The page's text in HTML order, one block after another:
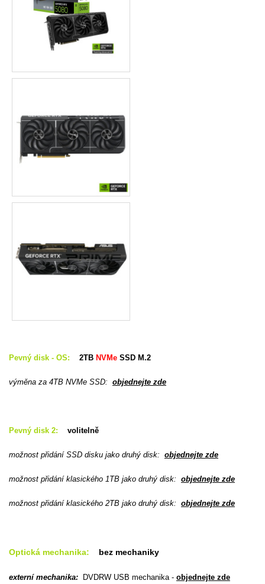
Pevný disk - OS: 2TB NVMe SSD M.2
výměna za 4TB NVMe SSD: objednejte zde
Pevný disk 2: volitelně
možnost přidání SSD disku jako druhý disk: objednejte zde
možnost přidání klasického 1TB jako druhý disk: objednejte zde
možnost přidání klasického 2TB jako druhý disk: objednejte zde
Optická mechanika: bez mechaniky
externí mechanika: DVDRW USB mechanika - objednejte zde